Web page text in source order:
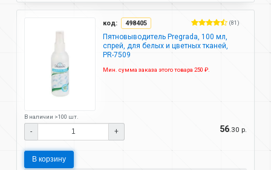
код: 498405 (81)
Пятновыводитель Pregrada, 100 мл,
спрей, для белых и цветных тканей,
PR-7509
Мин. сумма заказа этого товара 250 ₽.
В наличии >100 шт.
- + 56 .30 р.
В корзину